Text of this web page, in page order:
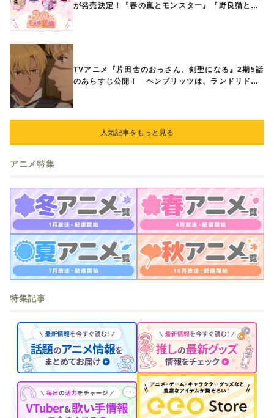
が発売決定！『春の嵐とモンスター』『野良猫と
TVアニメ『片田舎のおっさん、剣聖になる』2期5話
のあらすじ公開！ ヘンブリッツは、ランドリドに
人気記事をもっと見る
アニメ特集
特集記事